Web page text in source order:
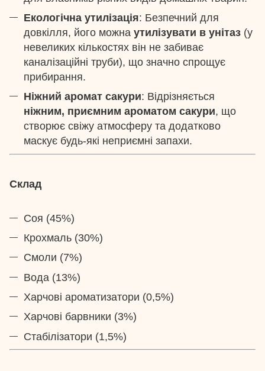
Екологічна утилізація: Безпечний для
довкілля, його можна утилізувати в унітаз (у
невеликих кількостях він не забиває
каналізаційні труби), що значно спрощує
прибирання.
Ніжний аромат сакури: Відрізняється
ніжним, приємним ароматом сакури, що
створює свіжу атмосферу та додатково
маскує будь-які неприємні запахи.
Склад
Соя (45%)
Крохмаль (30%)
Смоли (7%)
Вода (13%)
Харчові ароматизатори (0,5%)
Харчові барвники (3%)
Стабілізатори (1,5%)